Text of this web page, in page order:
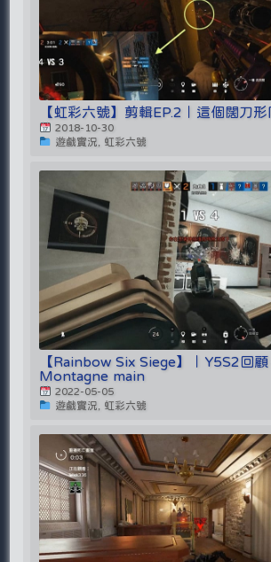
【虹彩六號】剪輯EP.2｜這個闊刀
2018-10-30
遊戲實況, 虹彩六號
【Rainbow Six Siege】｜Y5S2回
Montagne main
2022-05-05
遊戲實況, 虹彩六號